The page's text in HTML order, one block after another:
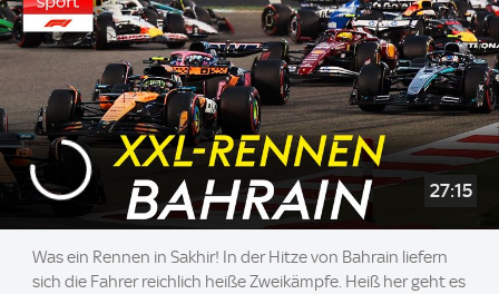
27:15
Was ein Rennen in Sakhir! In der Hitze von Bahrain liefern
sich die Fahrer reichlich heiße Zweikämpfe. Heiß her geht es